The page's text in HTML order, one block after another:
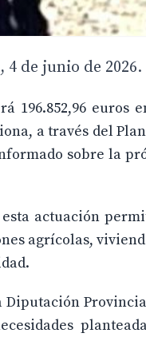
de junio de 2026.
196.852,96 euros
a través del
sobre la
actuación
agrícolas,